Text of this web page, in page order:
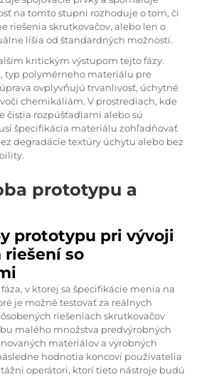
na tomto stupni rozhoduje o tom, či
riešenia skrutkovačov, alebo len o
líšia od štandardných možností.
kritickým výstupom tejto fázy.
typ polymérneho materiálu pre
ovplyvňujú trvanlivosť, úchytné
chemikáliám. V prostrediach, kde
čistia rozpúšťadlami alebo sú
špecifikácia materiálu zohľadňovať
degradácie textúry úchytu alebo bez
prototypu a
prototypu pri vývoji
so
v ktorej sa špecifikácie menia na
je možné testovať za reálnych
riešeniach skrutkovačov
malého množstva predvýrobných
materiálov a výrobných
hodnotia koncoví používatelia
operátori, ktorí tieto nástroje budú